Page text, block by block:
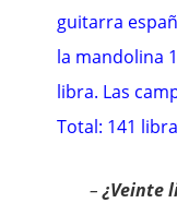
guitarra
la mandolina
libra. Las
Total: 141
–¿Veinte